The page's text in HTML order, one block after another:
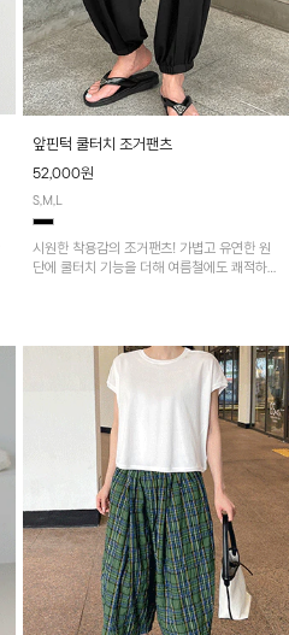
앞핀턱 쿨터치 조거팬츠
52,000원
S,M,L
시원한 착용감의 조거팬츠! 가볍고 유연한 원
단에 쿨터치 기능을 더해 여름철에도 쾌적하게